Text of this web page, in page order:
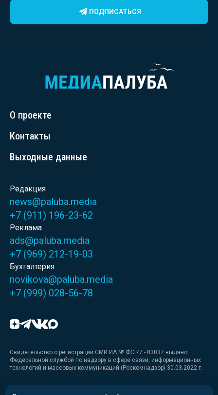
ПОДПИСАТЬСЯ
О проекте
Контакты
Выходные данные
Редакция
news@paluba.media
+7 (911) 196-23-62
Реклама
ads@paluba.media
+7 (969) 212-19-03
Бухгалтерия
novikova@paluba.media
+7 (999) 028-56-78
Свидетельство о регистрации СМИ ИА № ФС 77 - 83037 выдано
Федеральной службой по надзору в сфере связи, информационных
технологий и массовых коммуникаций (Роскомнадзор) 30.03.2022 г.